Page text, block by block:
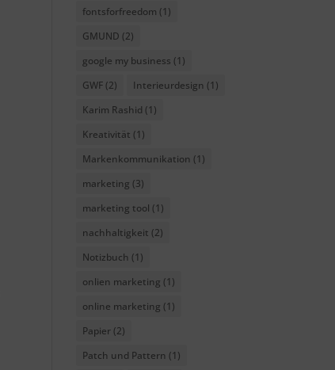
fontsforfreedom (1)
GMUND (2)
google my business (1)
GWF(2) Interieurdesign (1)
Karim Rashid (1)
Kreativität (1)
Markenkommunikation (1)
marketing (3)
marketing tool (1)
nachhaltigkeit (2)
Notizbuch (1)
onlien marketing (1)
online marketing (1)
Papier(2)
Patch und Pattern (1)